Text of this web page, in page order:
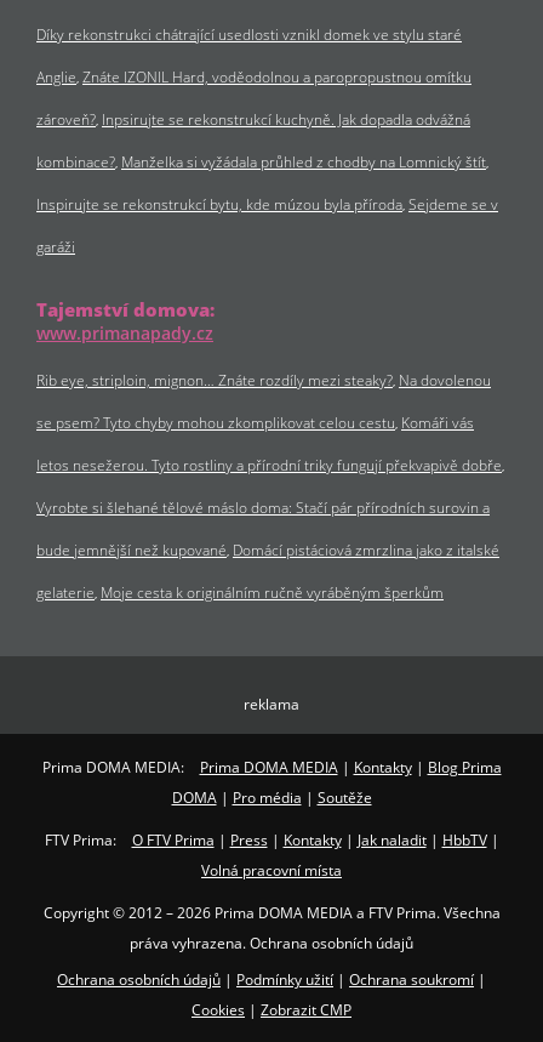
Díky rekonstrukci chátrající usedlosti vznikl domek ve stylu staré
Anglie Znáte IZONIL Hard, voděodolnou a paropropustnou omítku
zároveň? Inpsirujte se rekonstrukcí kuchyně. Jak dopadla odvážná
kombinace? Manželka si vyžádala průhled z chodby na Lomnický štít
Inspirujte se rekonstrukcí bytu, kde múzou byla příroda Sejdeme se v
garáži
Tajemství domova:
www.primanapady.cz
Rib eye, striploin, mignon… Znáte rozdíly mezi steaky? Na dovolenou
se psem? Tyto chyby mohou zkomplikovat celou cestu Komáři vás
letos nesežerou. Tyto rostliny a přírodní triky fungují překvapivě dobře
Vyrobte si šlehané tělové máslo doma: Stačí pár přírodních surovin a
bude jemnější než kupované Domácí pistáciová zmrzlina jako z italské
gelaterie Moje cesta k originálním ručně vyráběným šperkům
reklama
Prima DOMA MEDIA: Prima DOMA MEDIA| Kontakty| Blog Prima
DOMA| Pro média | Soutěže
FTV Prima: O FTV Prima | Press| Kontakty| Jak naladit| HbbTV|
Volná pracovní místa
Copyright © 2012 – 2026 Prima DOMA MEDIA a FTV Prima. Všechna
práva vyhrazena. Ochrana osobních údajů
Ochrana osobních údajů | Podmínky užití | Ochrana soukromí |
Cookies | Zobrazit CMP